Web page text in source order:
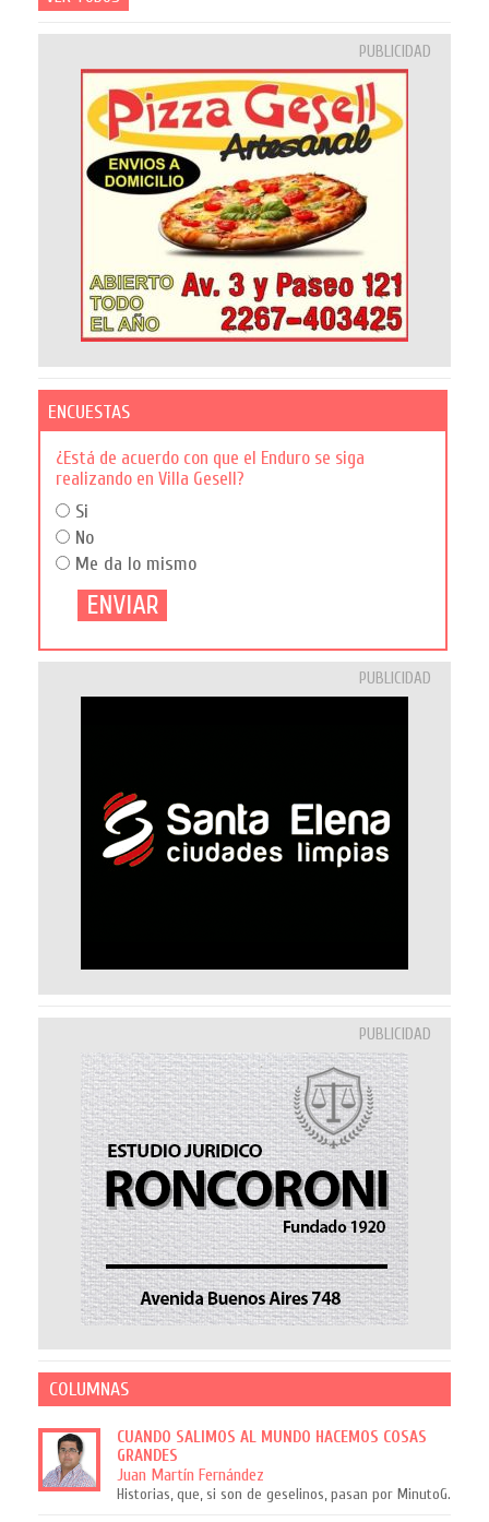
PUBLICIDAD
ENCUESTAS
¿Está de acuerdo con que el Enduro se siga
realizando en Villa Gesell?
Si
No
Me da lo mismo
PUBLICIDAD
PUBLICIDAD
COLUMNAS
CUANDO SALIMOS AL MUNDO HACEMOS COSAS
GRANDES
Juan Martín Fernández
Historias, que, si son de geselinos, pasan por MinutoG.